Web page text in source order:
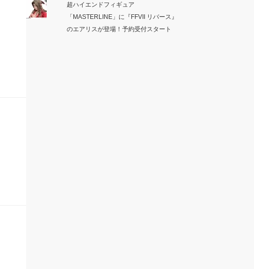
超ハイエンドフィギュア
「MASTERLINE」に『FFVII リバース』
のエアリスが登場！予約受付スタート